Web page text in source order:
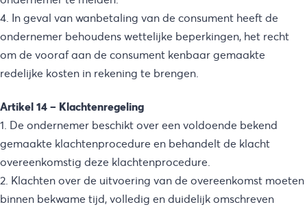
4. In geval van wanbetaling van de consument heeft de
ondernemer behoudens wettelijke beperkingen, het recht
om de vooraf aan de consument kenbaar gemaakte
redelijke kosten in rekening te brengen.
Artikel 14 – Klachtenregeling
1. De ondernemer beschikt over een voldoende bekend
gemaakte klachtenprocedure en behandelt de klacht
overeenkomstig deze klachtenprocedure.
2. Klachten over de uitvoering van de overeenkomst moeten
binnen bekwame tijd, volledig en duidelijk omschreven